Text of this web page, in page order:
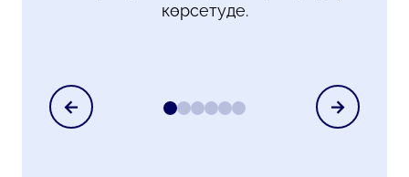
көрсетуде.